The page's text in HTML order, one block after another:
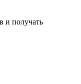
и получать